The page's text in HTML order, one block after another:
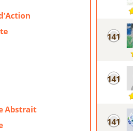
Abstrait
141
141
141